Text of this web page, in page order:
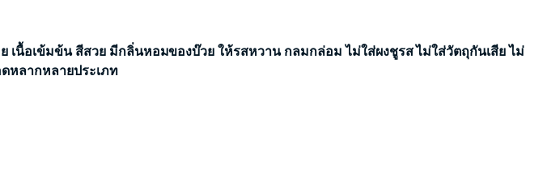
นื้อเข้มข้น สีสวย มีกลิ่นหอมของบ๊วย ให้รสหวาน กลมกล่อม ไม่ใส่ผงชูรส ไม่ใส่วัตถุกันเสีย ไม่
หลากหลายประเภท